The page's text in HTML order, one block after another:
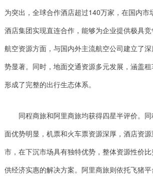
为突出，全球合作酒店超过140万家，在国内市
酒店集团实现直连合作，能够为企业提供极具
航空资源方面，与国内外主流航空公司建立了
势显著。同时，地面交通资源多元发展，涵盖租
形成了完整的出行生态体系。
同程商旅和阿里商旅均获得四星半评价。
面优势明显，机票和火车票资源深厚，酒店资
市，在下沉市场具有独特优势，整体资源性价
供经济实惠的解决方案。阿里商旅则依托飞猪